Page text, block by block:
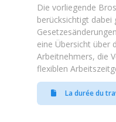
Die vorliegende
berücksichtigt dabei
eine Übersicht über
Arbeitnehmers, die
flexiblen
La durée du